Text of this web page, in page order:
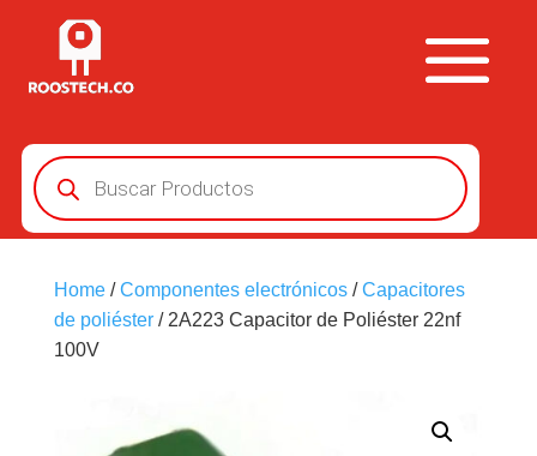
Búsqueda
de
productos
Home/Componentes electrónicos/Capacitores
de poliéster/ 2A223 Capacitor de Poliéster 22nf
100V